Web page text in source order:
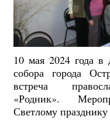
10 мая 2024 года в
собора города
встреча
«Родник».
Светлому